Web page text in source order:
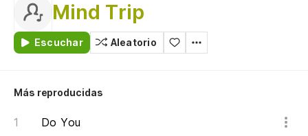
Mind Trip
Escuchar Aleatorio
Más reproducidas
Do You